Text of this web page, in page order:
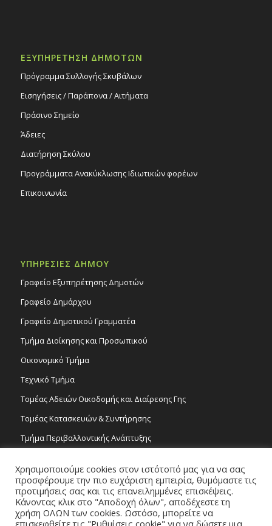
ΕΞΥΠΗΡΕΤΗΣΗ ΔΗΜΟΤΩΝ
Πρόγραμμα Συλλογής Σκυβάλων
Εισηγήσεις / Παράπονα / Αιτήματα
Πράσινο Σημείο
Άδειες
Διατήρηση Σκύλου
Προγράμματα Ανακύκλωσης Ιδιωτικών φορέων
Επικοινωνία
ΥΠΗΡΕΣΙΕΣ ΔΗΜΟΥ
Γραφείο Εξυπηρέτησης Δημοτών
Γραφείο Δημάρχου
Γραφείο Δημοτικού Γραμματέα
Τμήμα Διοίκησης και Προσωπικού
Οικονομικό Τμήμα
Τεχνικό Τμήμα
Τομέας Αδειών Οικοδομής και Διαίρεσης Γης
Τομέας Κατασκευών & Συντήρησης
Τμήμα Περιβαλλοντικής Ανάπτυξης
Τομέας Γραμμάτων και Τεχνών
Τροχονομία
Χρησιμοποιούμε cookies στον ιστότοπό μας για να σας
προσφέρουμε την πιο ευχάριστη εμπειρία, θυμόμαστε τις
προτιμήσεις σας και τις επανειλημμένες επισκέψεις.
Κάνοντας κλικ στο "Αποδοχή όλων", αποδέχεστε τη
χρήση ΟΛΩΝ των cookies. Ωστόσο, μπορείτε να
επισκεφθείτε τις "Ρυθμίσεις cookie" για να δώσετε μια